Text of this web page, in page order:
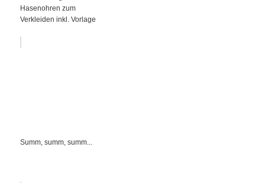
Hasenohren zum
Verkleiden inkl. Vorlage
Summ, summ, summ...